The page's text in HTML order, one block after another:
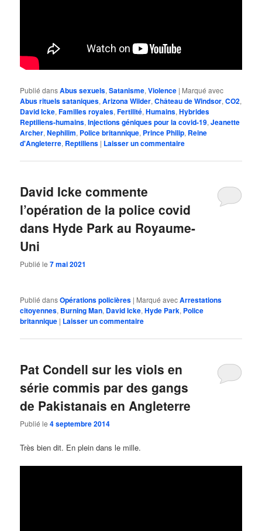
Publié dansAbus sexuels,Satanisme,Violence | Marqué avec
Abus rituels sataniques,Arizona Wilder,Château de Windsor,CO2,
David Icke,Familles royales,Fertilité,Humains,Hybrides
Reptiliens-humains,Injections géniques pour la covid-19,Jeanette
Archer,Nephilim, Police britannique, Prince Philip, Reine
d'Angleterre, Reptiliens | Laisser un commentaire
David Icke commente
l’opération de la police covid
dans Hyde Park au Royaume-
Uni
Publié le7 mai 2021
Publié dansOpérations policières | Marqué avecArrestations
citoyennes, Burning Man, David Icke,Hyde Park, Police
britannique | Laisser un commentaire
Pat Condell sur les viols en
série commis par des gangs
de Pakistanais en Angleterre
Publié le4 septembre 2014
Très bien dit. En plein dans le mille.